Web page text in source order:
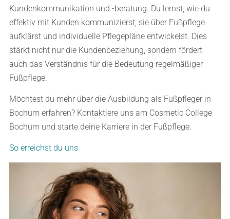
Kundenkommunikation und -beratung. Du lernst, wie du
effektiv mit Kunden kommunizierst, sie über Fußpflege
aufklärst und individuelle Pflegepläne entwickelst. Dies
stärkt nicht nur die Kundenbeziehung, sondern fördert
auch das Verständnis für die Bedeutung regelmäßiger
Fußpflege.
Möchtest du mehr über die Ausbildung als Fußpfleger in
Bochum erfahren? Kontaktiere uns am Cosmetic College
Bochum und starte deine Karriere in der Fußpflege.
So erreichst du uns